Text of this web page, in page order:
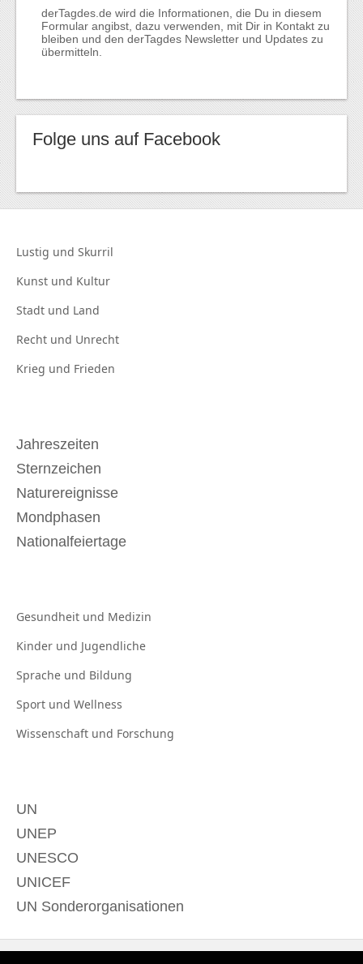
derTagdes.de wird die Informationen, die Du in diesem
Formular angibst, dazu verwenden, mit Dir in Kontakt zu
bleiben und den derTagdes Newsletter und Updates zu
übermitteln.
Folge uns auf Facebook
Lustig und Skurril
Kunst und Kultur
Stadt und Land
Recht und Unrecht
Krieg und Frieden
Jahreszeiten
Sternzeichen
Naturereignisse
Mondphasen
Nationalfeiertage
Gesundheit und Medizin
Kinder und Jugendliche
Sprache und Bildung
Sport und Wellness
Wissenschaft und Forschung
UN
UNEP
UNESCO
UNICEF
UN Sonderorganisationen